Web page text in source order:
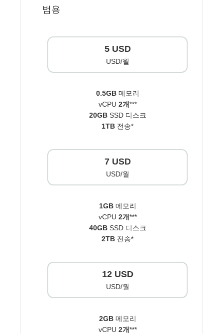
범용
5 USD
USD/월
0.5GB 메모리
vCPU 2개***
20GBSSD 디스크
1TB 전송*
7 USD
USD/월
1GB메모리
vCPU 2개***
40GBSSD 디스크
2TB 전송*
12 USD
USD/월
2GB메모리
vCPU 2개***